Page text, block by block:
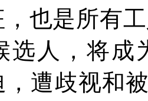
也是所有
选人，将成
，遭歧视和